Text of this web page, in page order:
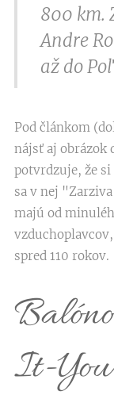
800 km.
Andre
až do
Pod článkom
nájsť aj obrázok
potvrdzuje, že
sa v nej
majú od
spred 110 rokov.
It-